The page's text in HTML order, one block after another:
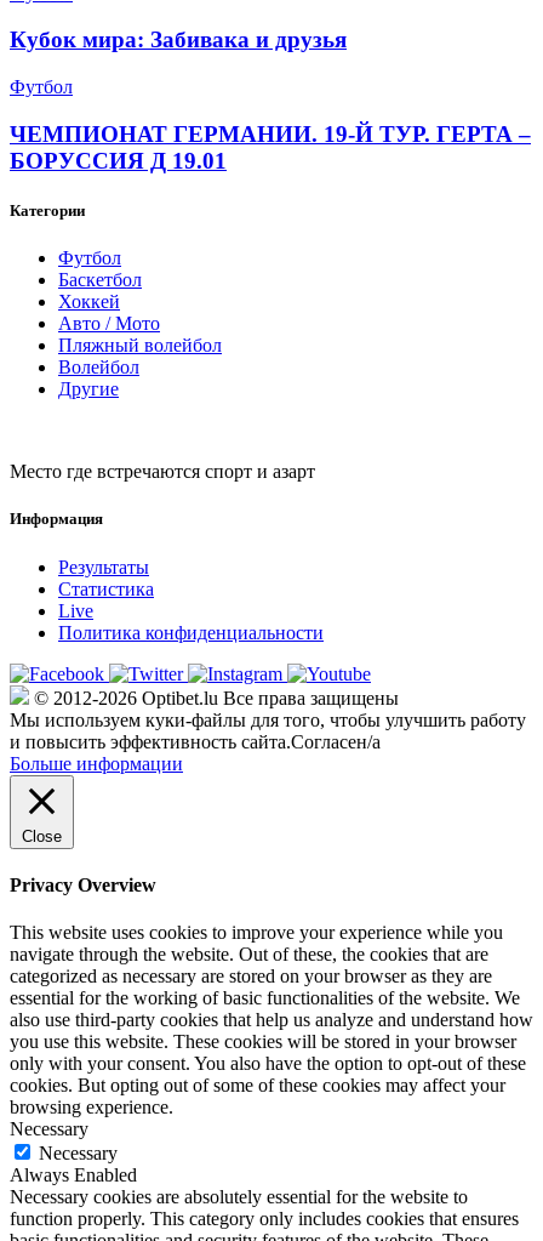
Кубок мира: Забивака и друзья
Футбол
ЧЕМПИОНАТ ГЕРМАНИИ. 19-Й ТУР. ГЕРТА –
БОРУССИЯ Д 19.01
Категории
Футбол
Баскетбол
Хоккей
Авто / Мото
Пляжный волейбол
Волейбол
Другие
Место где встречаются спорт и азарт
Информация
Результаты
Статистика
Live
Политика конфиденциальности
© 2012-2026 Optibet.lu Все права защищены
Мы используем куки-файлы для того, чтобы улучшить работу
и повысить эффективность сайта.Согласен/а
Больше информации
Close
Privacy Overview
This website uses cookies to improve your experience while you
navigate through the website. Out of these, the cookies that are
categorized as necessary are stored on your browser as they are
essential for the working of basic functionalities of the website. We
also use third-party cookies that help us analyze and understand how
you use this website. These cookies will be stored in your browser
only with your consent. You also have the option to opt-out of these
cookies. But opting out of some of these cookies may affect your
browsing experience.
Necessary
Necessary
Always Enabled
Necessary cookies are absolutely essential for the website to
function properly. This category only includes cookies that ensures